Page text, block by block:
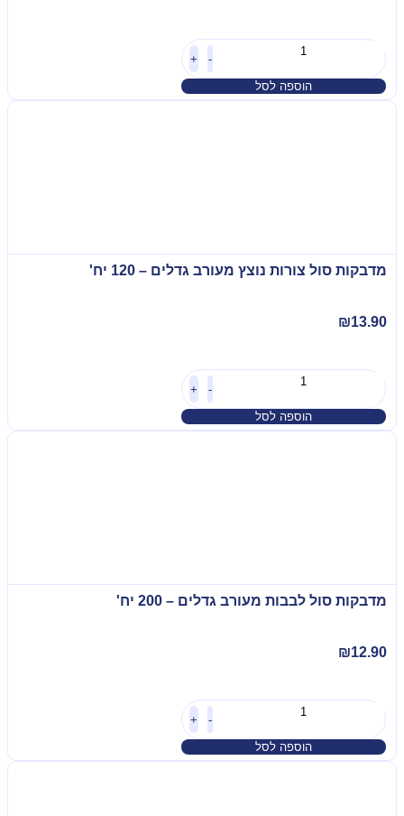
+
הוספה לסל
מדבקות סול צורות נוצץ מעורב גדלים – 120 יח'
₪13.90
+
הוספה לסל
מדבקות סול לבבות מעורב גדלים – 200 יח'
₪12.90
+
הוספה לסל